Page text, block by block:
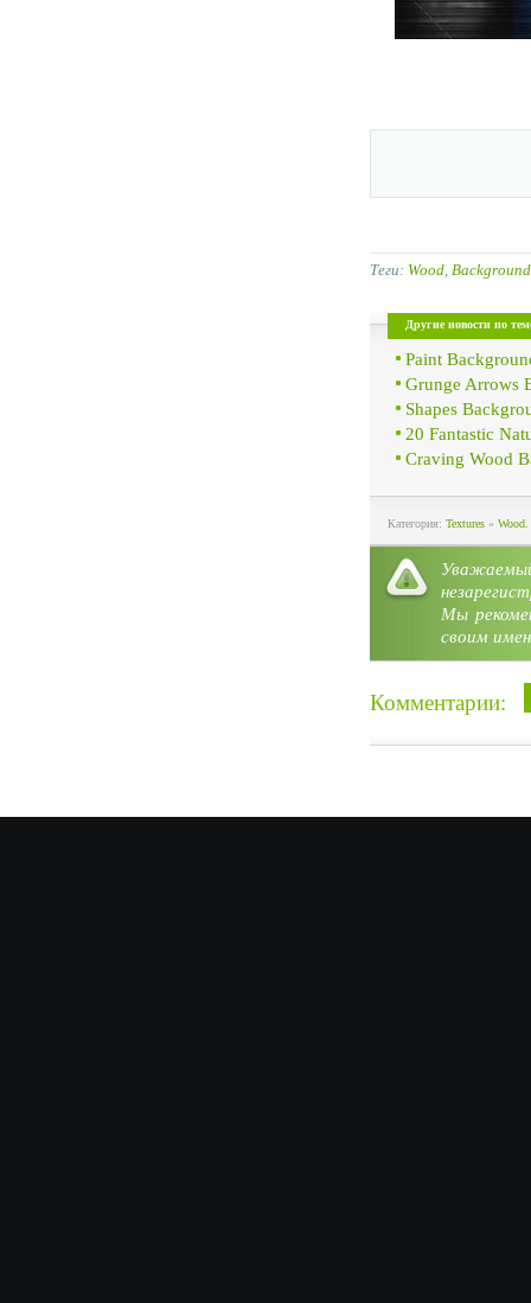
Теги: Wood
Другие новости по
Paint
Grunge Arrows
Shapes
20 Fantastic
Craving Wood
Категория: Textures » Wood.
Мы
своим
Комментарии: